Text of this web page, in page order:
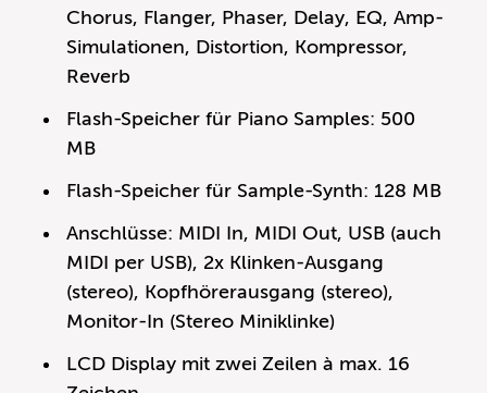
Chorus, Flanger, Phaser, Delay, EQ, Amp-
Simulationen, Distortion, Kompressor,
Reverb
Flash-Speicher für Piano Samples: 500
MB
Flash-Speicher für Sample-Synth: 128 MB
Anschlüsse: MIDI In, MIDI Out, USB (auch
MIDI per USB), 2x Klinken-Ausgang
(stereo), Kopfhörerausgang (stereo),
Monitor-In (Stereo Miniklinke)
LCD Display mit zwei Zeilen à max. 16